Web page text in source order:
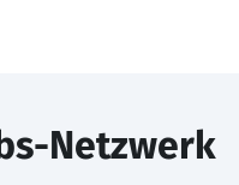
Netzwerk